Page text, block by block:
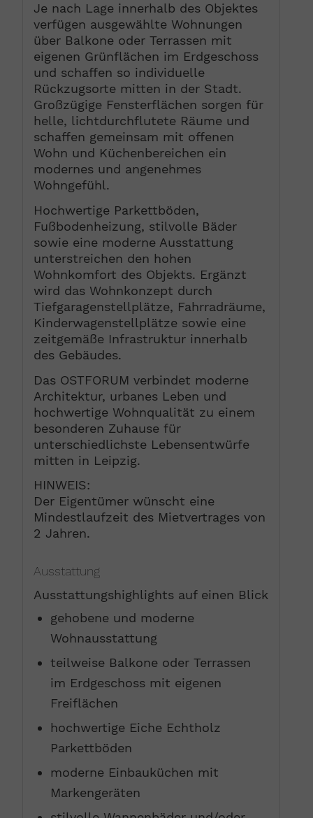
Je nach Lage innerhalb des Objektes
verfügen ausgewählte Wohnungen
über Balkone oder Terrassen mit
eigenen Grünflächen im Erdgeschoss
und schaffen so individuelle
Rückzugsorte mitten in der Stadt.
Großzügige Fensterflächen sorgen für
helle, lichtdurchflutete Räume und
schaffen gemeinsam mit offenen
Wohn und Küchenbereichen ein
modernes und angenehmes
Wohngefühl.
Hochwertige Parkettböden,
Fußbodenheizung, stilvolle Bäder
sowie eine moderne Ausstattung
unterstreichen den hohen
Wohnkomfort des Objekts. Ergänzt
wird das Wohnkonzept durch
Tiefgaragenstellplätze, Fahrradräume,
Kinderwagenstellplätze sowie eine
zeitgemäße Infrastruktur innerhalb
des Gebäudes.
Das OSTFORUM verbindet moderne
Architektur, urbanes Leben und
hochwertige Wohnqualität zu einem
besonderen Zuhause für
unterschiedlichste Lebensentwürfe
mitten in Leipzig.
HINWEIS:
Der Eigentümer wünscht eine
Mindestlaufzeit des Mietvertrages von
2 Jahren.
Ausstattung
Ausstattungshighlights auf einen Blick
gehobene und moderne
Wohnausstattung
teilweise Balkone oder Terrassen
im Erdgeschoss mit eigenen
Freiflächen
hochwertige Eiche Echtholz
Parkettböden
moderne Einbauküchen mit
Markengeräten